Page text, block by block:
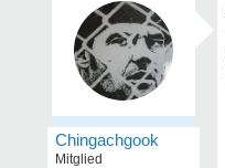
Chingachgook
Mitglied